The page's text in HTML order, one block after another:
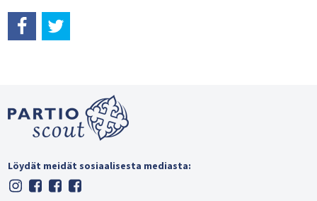
Löydät meidät sosiaalisesta mediasta: